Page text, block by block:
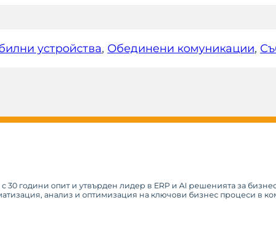
устройства, Обединени комуникации,
години опит и утвърден лидер в ERP и AI решенията за
анализ и оптимизация на ключови бизнес процеси в